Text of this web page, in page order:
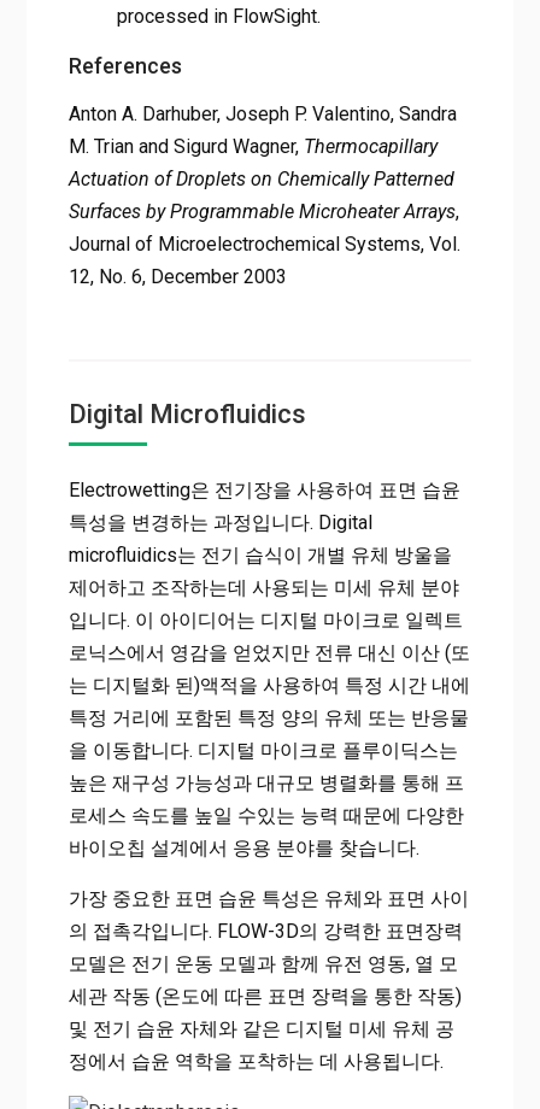
processed in FlowSight.
References
Anton A. Darhuber, Joseph P. Valentino, Sandra
M. Trian and Sigurd Wagner, Thermocapillary
Actuation of Droplets on Chemically Patterned
Surfaces by Programmable Microheater Arrays,
Journal of Microelectrochemical Systems, Vol.
12, No. 6, December 2003
Digital Microfluidics
Electrowetting은 전기장을 사용하여 표면 습윤
특성을 변경하는 과정입니다. Digital
microfluidics는 전기 습식이 개별 유체 방울을
제어하고 조작하는데 사용되는 미세 유체 분야
입니다. 이 아이디어는 디지털 마이크로 일렉트
로닉스에서 영감을 얻었지만 전류 대신 이산 (또
는 디지털화 된)액적을 사용하여 특정 시간 내에
특정 거리에 포함된 특정 양의 유체 또는 반응물
을 이동합니다. 디지털 마이크로 플루이딕스는
높은 재구성 가능성과 대규모 병렬화를 통해 프
로세스 속도를 높일 수있는 능력 때문에 다양한
바이오칩 설계에서 응용 분야를 찾습니다.
가장 중요한 표면 습윤 특성은 유체와 표면 사이
의 접촉각입니다. FLOW-3D의 강력한 표면장력
모델은 전기 운동 모델과 함께 유전 영동, 열 모
세관 작동 (온도에 따른 표면 장력을 통한 작동)
및 전기 습윤 자체와 같은 디지털 미세 유체 공
정에서 습윤 역학을 포착하는 데 사용됩니다.